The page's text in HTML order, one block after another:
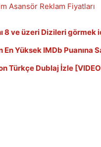
8 ve üzeri Dizileri görmek
En Yüksek IMDb
Türkçe Dublaj İzle